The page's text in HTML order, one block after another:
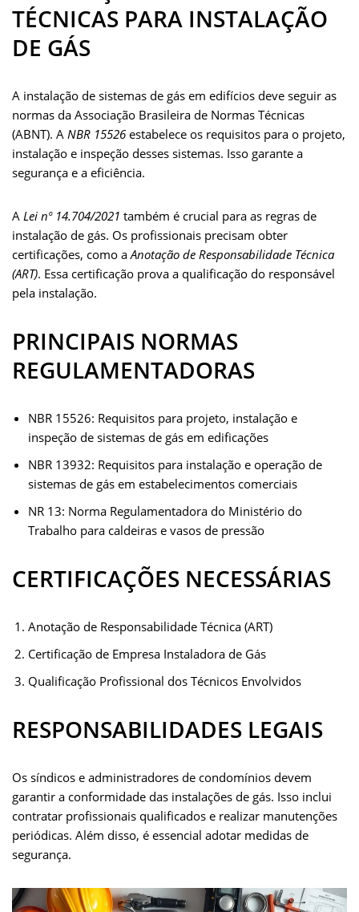
TÉCNICAS PARA INSTALAÇÃO
DE GÁS
A instalação de sistemas de gás em edifícios deve seguir as
normas da Associação Brasileira de Normas Técnicas
(ABNT). A NBR 15526 estabelece os requisitos para o projeto,
instalação e inspeção desses sistemas. Isso garante a
segurança e a eficiência.
A Lei nº 14.704/2021 também é crucial para as regras de
instalação de gás. Os profissionais precisam obter
certificações, como aAnotação de Responsabilidade Técnica
(ART). Essa certificação prova a qualificação do responsável
pela instalação.
PRINCIPAIS NORMAS
REGULAMENTADORAS
NBR 15526: Requisitos para projeto, instalação e
inspeção de sistemas de gás em edificações
NBR 13932: Requisitos para instalação e operação de
sistemas de gás em estabelecimentos comerciais
NR 13: Norma Regulamentadora do Ministério do
Trabalho para caldeiras e vasos de pressão
CERTIFICAÇÕES NECESSÁRIAS
Anotação de Responsabilidade Técnica (ART)
Certificação de Empresa Instaladora de Gás
Qualificação Profissional dos Técnicos Envolvidos
RESPONSABILIDADES LEGAIS
Os síndicos e administradores de condomínios devem
garantir a conformidade das instalações de gás. Isso inclui
contratar profissionais qualificados e realizar manutenções
periódicas. Além disso, é essencial adotar medidas de
segurança.